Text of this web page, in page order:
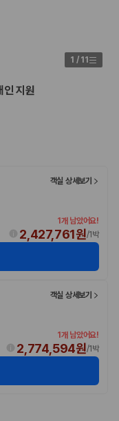
1 / 11
인 지원
객실 상세보기
1개 남았어요!
2,427,761원/1박
객실 상세보기
1개 남았어요!
2,774,594원/1박